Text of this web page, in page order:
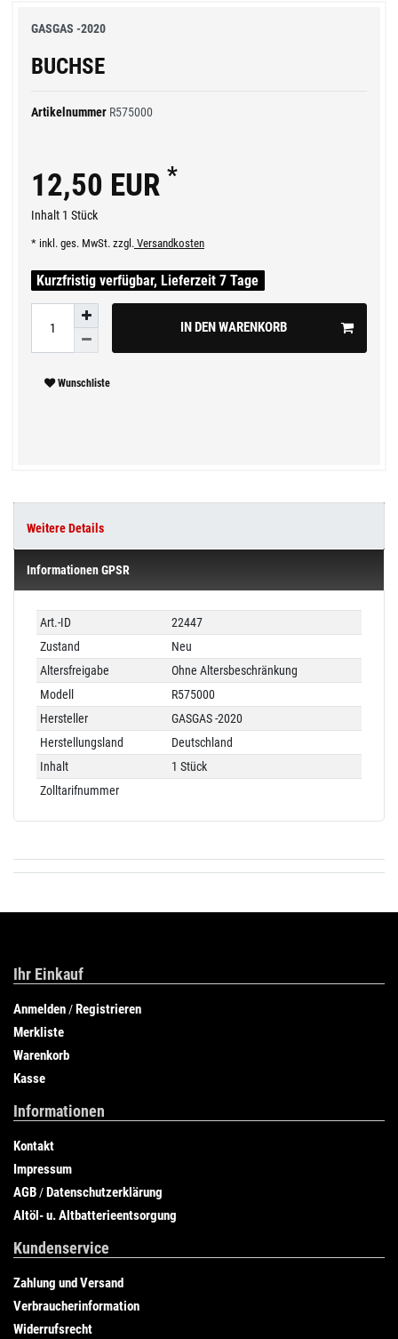
GASGAS -2020
BUCHSE
Artikelnummer R575000
12,50 EUR *
Inhalt 1 Stück
* inkl. ges. MwSt. zzgl. Versandkosten
Kurzfristig verfügbar, Lieferzeit 7 Tage
IN DEN WARENKORB
Wunschliste
Weitere Details
Informationen GPSR
Technisches
Merkmal
Wert
Art.-ID
22447
Zustand
Neu
Altersfreigabe
Ohne Altersbeschränkung
Modell
R575000
Hersteller
GASGAS -2020
Herstellungsland
Deutschland
Inhalt
1 Stück
Zolltarifnummer
Ihr Einkauf
Anmelden /Registrieren
Merkliste
Warenkorb
Kasse
Informationen
Kontakt
Impressum
AGB /Datenschutzerklärung
Altöl- u. Altbatterieentsorgung
Kundenservice
Zahlung und Versand
Verbraucherinformation
Widerrufsrecht